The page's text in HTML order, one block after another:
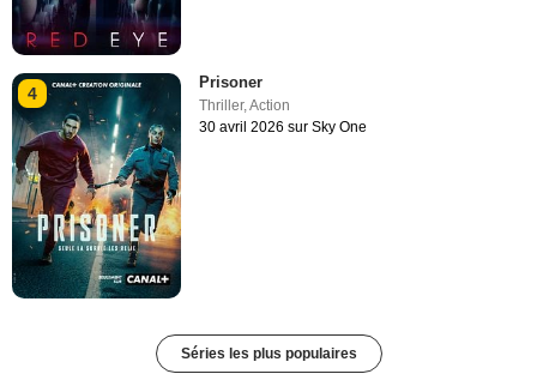
4
Prisoner
Thriller,Action
30 avril 2026 sur Sky One
Séries les plus populaires